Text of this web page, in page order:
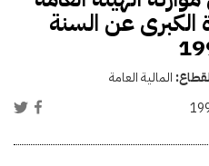
الكبرى عن السنة
المالية العامة